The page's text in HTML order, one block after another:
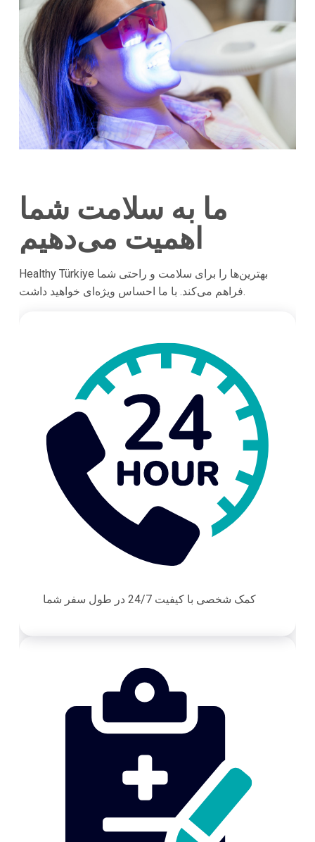
ما به سلامت شما
اهمیت می‌دهیم
Healthy Türkiye بهترین‌ها را برای سلامت و راحتی شما
فراهم می‌کند. با ما احساس ویژه‌ای خواهید داشت.
کمک شخصی با کیفیت 24/7 در طول سفر شما